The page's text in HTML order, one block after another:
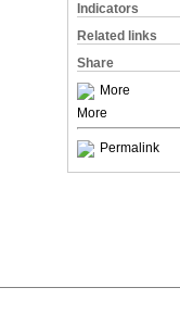
Indicators
Related links
Share
More
More
Permalink